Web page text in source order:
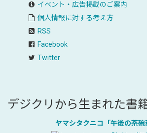
イベント・広告掲載のご案内
個人情報に対する考え方
RSS
Facebook
Twitter
デジクリから生まれた書
ヤマシタクニコ「午後の茶碗